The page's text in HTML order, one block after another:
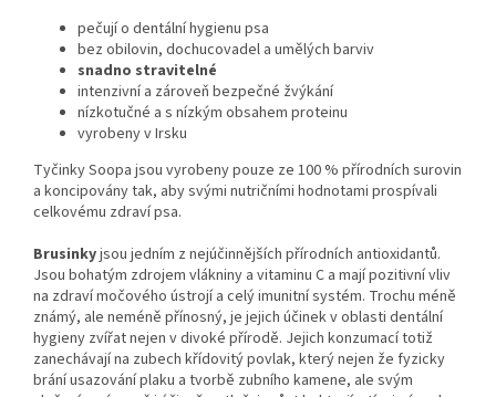
pečují o dentální hygienu psa
bez obilovin, dochucovadel a umělých barviv
snadno stravitelné
intenzivní a zároveň bezpečné žvýkání
nízkotučné a s nízkým obsahem proteinu
vyrobeny v Irsku
Tyčinky Soopa jsou vyrobeny pouze ze 100 % přírodních surovin
a koncipovány tak, aby svými nutričními hodnotami prospívali
celkovému zdraví psa.
Brusinkyjsou jedním z nejúčinnějších přírodních antioxidantů.
Jsou bohatým zdrojem vlákniny a vitaminu C a mají pozitivní vliv
na zdraví močového ústrojí a celý imunitní systém. Trochu méně
známý, ale neméně přínosný, je jejich účinek v oblasti dentální
hygieny zvířat nejen v divoké přírodě. Jejich konzumací totiž
zanechávají na zubech křídovitý povlak, který nejen že fyzicky
brání usazování plaku a tvorbě zubního kamene, ale svým